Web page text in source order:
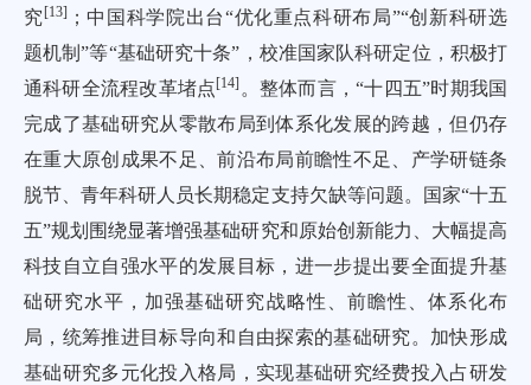
究 [13] ；中国科学院出台“优化重点科研布局”“创新科研选
题机制”等“基础研究十条”，校准国家队科研定位，积极打
通科研全流程改革堵点[14] 。整体而言，“十四五”时期我国
完成了基础研究从零散布局到体系化发展的跨越，但仍存
在重大原创成果不足、前沿布局前瞻性不足、产学研链条
脱节、青年科研人员长期稳定支持欠缺等问题。国家“十五
五”规划围绕显著增强基础研究和原始创新能力、大幅提高
科技自立自强水平的发展目标，进一步提出要全面提升基
础研究水平，加强基础研究战略性、前瞻性、体系化布
局，统筹推进目标导向和自由探索的基础研究。加快形成
基础研究多元化投入格局，实现基础研究经费投入占研发